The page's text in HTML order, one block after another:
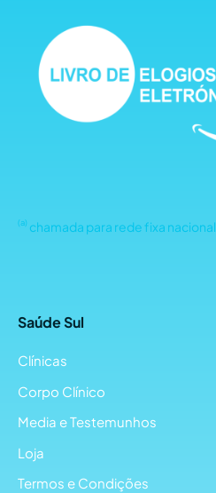
(a) chamada para rede fixa nacional
Saúde Sul
Clínicas
Corpo Clínico
Media e Testemunhos
Loja
Termos e Condições